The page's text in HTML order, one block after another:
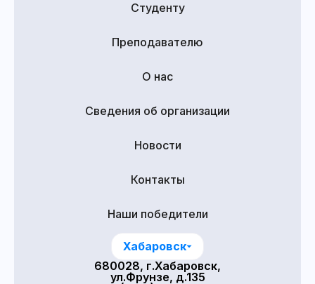
Студенту
Преподавателю
О нас
Сведения об организации
Новости
Контакты
Наши победители
Хабаровск
680028, г.Хабаровск,
ул.Фрунзе, д.135